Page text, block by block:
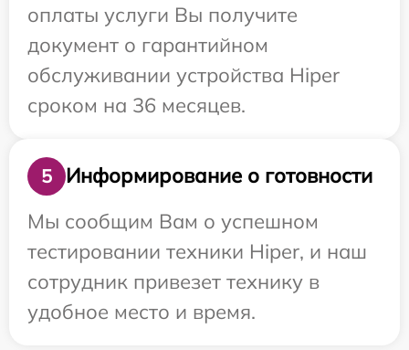
оплаты услуги Вы получите
документ о гарантийном
обслуживании устройства Hiper
сроком на 36 месяцев.
5
Информирование о готовности
Мы сообщим Вам о успешном
тестировании техники Hiper, и наш
сотрудник привезет технику в
удобное место и время.